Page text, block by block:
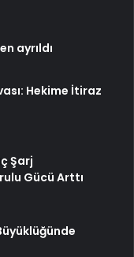
ayrıldı
Hekime İtiraz
Şarj
Gücü Arttı